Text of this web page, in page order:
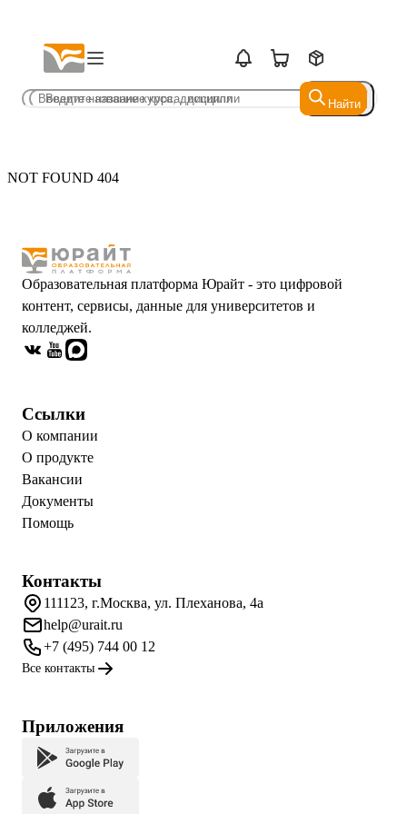
Найти
Найти
NOT FOUND 404
Образовательная платформа Юрайт - это цифровой
контент, сервисы, данные для университетов и
колледжей.
Ссылки
О компании
О продукте
Вакансии
Документы
Помощь
Контакты
111123, г.Москва, ул. Плеханова, 4а
help@urait.ru
+7 (495) 744 00 12
Все контакты
Приложения